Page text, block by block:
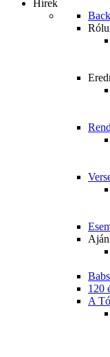
Hírek
Back
120
A